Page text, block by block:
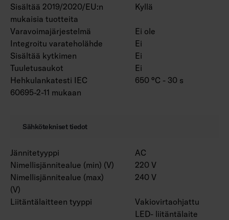
Sisältää 2019/2020/EU:n
mukaisia tuotteita
Kyllä
Varavoimajärjestelmä
Ei ole
Integroitu varateholähde
Ei
Sisältää kytkimen
Ei
Tuuletusaukot
Ei
Hehkulankatesti IEC
60695-2-11 mukaan
650 °C - 30 s
Sähkötekniset tiedot
Jännitetyyppi
AC
Nimellisjännitealue (min) (V)
220 V
Nimellisjännitealue (max)
(V)
240 V
Liitäntälaitteen tyyppi
Vakiovirtaohjattu
LED- liitäntälaite